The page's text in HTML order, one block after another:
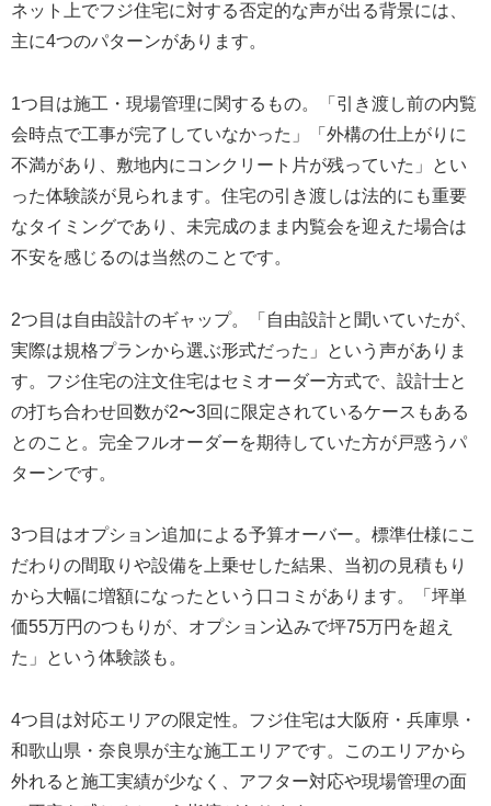
ネット上でフジ住宅に対する否定的な声が出る背景には、
主に4つのパターンがあります。
1つ目は施工・現場管理に関するもの。「引き渡し前の内覧
会時点で工事が完了していなかった」「外構の仕上がりに
不満があり、敷地内にコンクリート片が残っていた」とい
った体験談が見られます。住宅の引き渡しは法的にも重要
なタイミングであり、未完成のまま内覧会を迎えた場合は
不安を感じるのは当然のことです。
2つ目は自由設計のギャップ。「自由設計と聞いていたが、
実際は規格プランから選ぶ形式だった」という声がありま
す。フジ住宅の注文住宅はセミオーダー方式で、設計士と
の打ち合わせ回数が2〜3回に限定されているケースもある
とのこと。完全フルオーダーを期待していた方が戸惑うパ
ターンです。
3つ目はオプション追加による予算オーバー。標準仕様にこ
だわりの間取りや設備を上乗せした結果、当初の見積もり
から大幅に増額になったという口コミがあります。「坪単
価55万円のつもりが、オプション込みで坪75万円を超え
た」という体験談も。
4つ目は対応エリアの限定性。フジ住宅は大阪府・兵庫県・
和歌山県・奈良県が主な施工エリアです。このエリアから
外れると施工実績が少なく、アフター対応や現場管理の面